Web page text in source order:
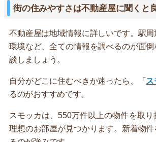
街の住みやすさは不動産屋に聞くと
不動産屋は地域情報に詳しいです。駅
環境など、全ての情報を調べるのが面
談しましょう。
自分がどこに住むべきか迷ったら、「
るのがおすすめです。
スモッカは、550万件以上の物件を取り
理想のお部屋が見つかります。新着物